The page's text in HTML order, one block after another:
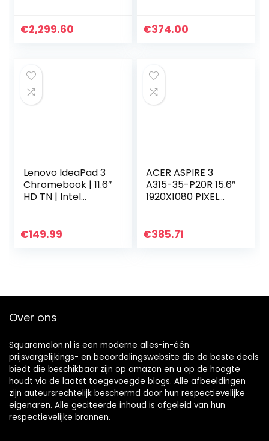
€2,299.60
– 240 – 480 GB
€374.00
Lenovo IdeaPad 3
Chromebook | 11.6″
HD TN | Intel
eMMC | Chrome
€149.99
ACER ASPIRE 3
A315-35-P20R 15.6″
1920X1080 PIXEL
DDR4-SDRAM
€385.71
Over ons
Squaremelon.nl is een moderne alles-in-één
prijsvergelijkings- en beoordelingswebsite die de beste deals
biedt die beschikbaar zijn op amazon en u op de hoogte
houdt via de laatst toegevoegde blogs. Alle afbeeldingen
zijn auteursrechtelijk beschermd door hun respectievelijke
eigenaren. Alle geciteerde inhoud is afgeleid van hun
respectievelijke bronnen.